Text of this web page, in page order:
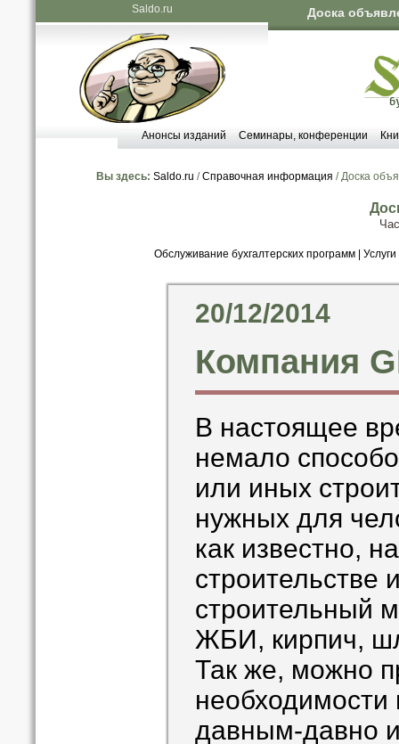
Saldo.ru Доска
Анонсы изданий Семинары, конференции
Вы здесь: Saldo.ru /Справочная информация / Доска
Обслуживание бухгалтерских программ
20/12/2014
Компания
В настоящее
немало
или иных
нужных для
как известно,
строительстве
строительный
ЖБИ, кирпич,
Так же, можно
необходимости
давным-давно